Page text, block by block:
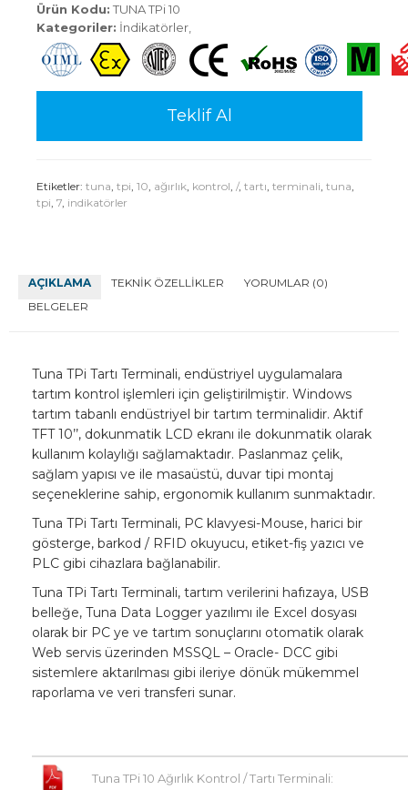
Ürün Kodu: TUNA TPi 10
Kategoriler: İndikatörler,
Teklif Al
Etiketler: tuna, tpi, 10, ağırlık, kontrol, /, tartı, terminali, tuna,
tpi, 7, indikatörler
AÇIKLAMA TEKNIK ÖZELLIKLER
YORUMLAR (0)
BELGELER
Tuna TPi Tartı Terminali, endüstriyel uygulamalara
tartım kontrol işlemleri için geliştirilmiştir. Windows
tartım tabanlı endüstriyel bir tartım terminalidir. Aktif
TFT 10’’, dokunmatik LCD ekranı ile dokunmatik olarak
kullanım kolaylığı sağlamaktadır. Paslanmaz çelik,
sağlam yapısı ve ile masaüstü, duvar tipi montaj
seçeneklerine sahip, ergonomik kullanım sunmaktadır.
Tuna TPi Tartı Terminali, PC klavyesi-Mouse, harici bir
gösterge, barkod / RFID okuyucu, etiket-fiş yazıcı ve
PLC gibi cihazlara bağlanabilir.
Tuna TPi Tartı Terminali, tartım verilerini hafızaya, USB
belleğe, Tuna Data Logger yazılımı ile Excel dosyası
olarak bir PC ye ve tartım sonuçlarını otomatik olarak
Web servis üzerinden MSSQL – Oracle- DCC gibi
sistemlere aktarılması gibi ileriye dönük mükemmel
raporlama ve veri transferi sunar.
Tuna TPi 10 Ağırlık Kontrol / Tartı Terminali: